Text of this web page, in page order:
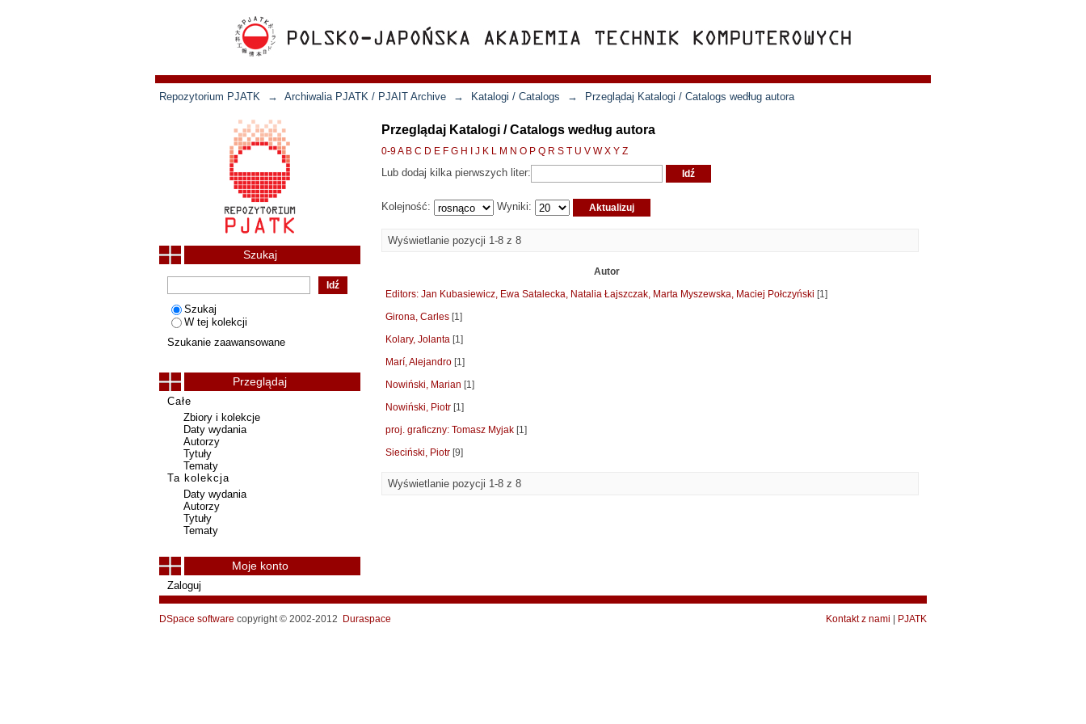
Repozytorium PJATK → Archiwalia PJATK / PJAIT Archive → Katalogi / Catalogs → Przeglądaj Katalogi / Catalogs według autora
Przeglądaj Katalogi / Catalogs według autora
0-9A B C D E F G H J K L M N O P Q R S T U V W X Y Z
Lub dodaj kilka pierwszych liter:
Kolejność: Wyniki:
Wyświetlanie pozycji 1-8 z 8
Autor
Editors: Jan Kubasiewicz, Ewa Satalecka, Natalia Łajszczak, Marta Myszewska, Maciej Połczyński [1]
Girona, Carles [1]
Kolary, Jolanta [1]
Marí, Alejandro [1]
Nowiński, Marian [1]
Nowiński, Piotr [1]
proj. graficzny: Tomasz Myjak [1]
Sieciński, Piotr [9]
Wyświetlanie pozycji 1-8 z 8
Szukaj
Szukaj
W tej kolekcji
Szukanie zaawansowane
Przeglądaj
Całe
Zbiory i kolekcje
Daty wydania
Autorzy
Tytuły
Tematy
Ta kolekcja
Daty wydania
Autorzy
Tytuły
Tematy
Moje konto
Zaloguj
DSpace software copyright © 2002-2012 Duraspace Kontakt z nami PJATK